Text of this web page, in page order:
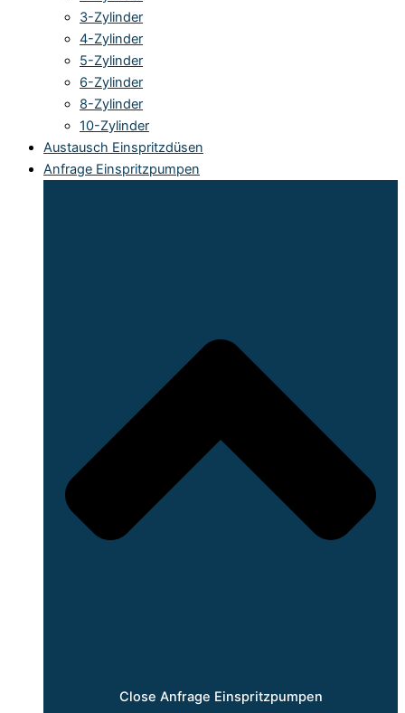
3-Zylinder
4-Zylinder
5-Zylinder
6-Zylinder
8-Zylinder
10-Zylinder
Austausch Einspritzdüsen
Anfrage Einspritzpumpen
Close Anfrage Einspritzpumpen